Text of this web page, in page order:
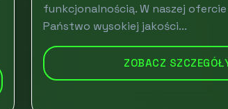
funkcjonalnością. W naszej
Państwo wysokiej jakości...
ZOBACZ